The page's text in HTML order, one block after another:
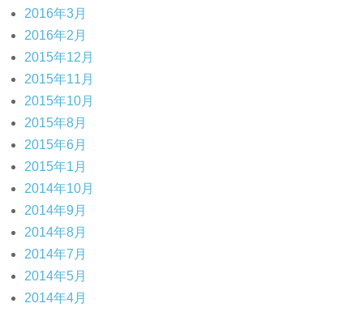
2016年3月
2016年2月
2015年12月
2015年11月
2015年10月
2015年8月
2015年6月
2015年1月
2014年10月
2014年9月
2014年8月
2014年7月
2014年5月
2014年4月